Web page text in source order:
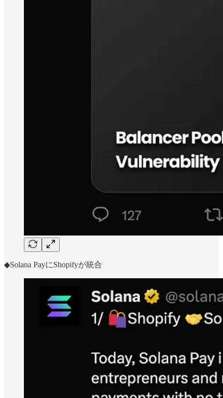
◆Solana PayにShopifyが統合